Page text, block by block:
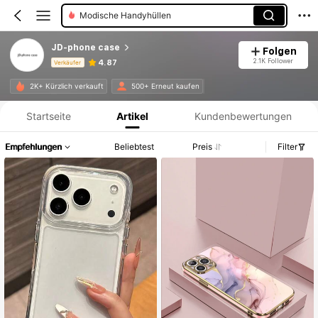
Modische Handyhüllen
JD-phone case
Verkäufer 4.87
Folgen
2.1K Follower
2K+ Kürzlich verkauft 500+ Erneut kaufen
Produktinformation: Preisangabe, Verkaufs- und Lagerbestandsdetails.
Startseite Artikel Kundenbewertungen
Empfehlungen Beliebtest Preis Filter